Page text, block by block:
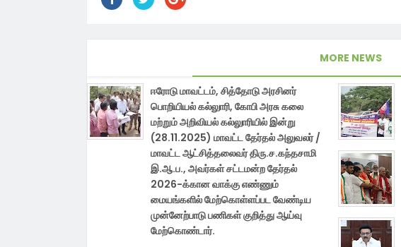
MORE NEWS
ஈரோடு மாவட்டம், சித்தோடு அரசினர்
பொறியியல் கல்லுாரி, கோபி அரசு கலை
மற்றும் அறிவியல் கல்லுாரியில் இன்று
(28.11.2025) மாவட்ட தேர்தல் அலுவலர் /
மாவட்ட ஆட்சித்தலைவர் திரு.ச.கந்தசாமி
இ.ஆ.ப., அவர்கள் சட்டமன்ற தேர்தல்
2026-க்கான வாக்கு எண்ணும்
மையங்களில் மேற்கொள்ளப்பட வேண்டிய
முன்னேற்பாடு பணிகள் குறித்து ஆய்வு
மேற்கொண்டார்.